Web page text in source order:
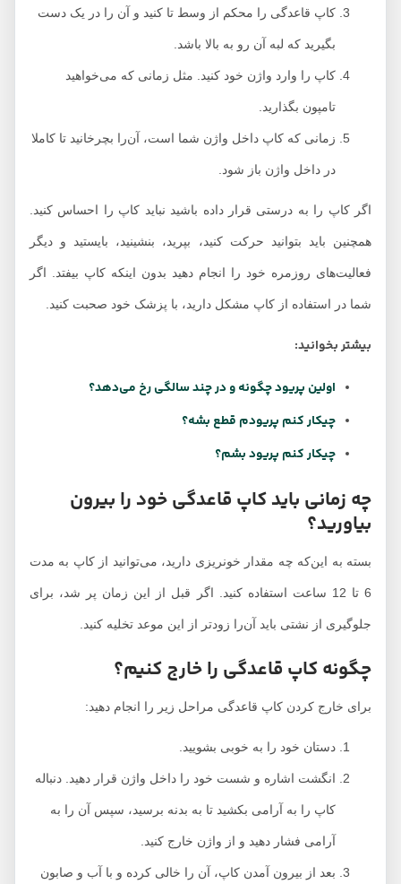
کاپ قاعدگی را محکم از وسط تا کنید و آن را در یک دست
بگیرید که لبه آن رو به بالا باشد.
کاپ را وارد واژن خود کنید. مثل زمانی که می‌خواهید
تامپون بگذارید.
زمانی که کاپ داخل واژن شما است، آن‌را بچرخانید تا کاملا
در داخل واژن باز شود.
اگر کاپ را به درستی قرار داده باشید نباید کاپ را احساس کنید.
همچنین باید بتوانید حرکت کنید، بپرید، بنشینید، بایستید و دیگر
فعالیت‌های روزمره خود را انجام دهید بدون اینکه کاپ بیفتد. اگر
شما در استفاده از کاپ مشکل دارید، با پزشک خود صحبت کنید.
بیشتر بخوانید:
اولین پریود چگونه و در چند سالگی رخ می‌دهد؟
چیکار کنم پریودم قطع بشه؟
چیکار کنم پریود بشم؟
چه زمانی باید کاپ قاعدگی خود را بیرون
بیاورید؟
بسته به این‌که چه مقدار خونریزی دارید، می‌توانید از کاپ به مدت
6 تا 12 ساعت استفاده کنید. اگر قبل از این زمان پر شد، برای
جلوگیری از نشتی باید آن‌را زودتر از این موعد تخلیه کنید.
چگونه کاپ قاعدگی را خارج کنیم؟
برای خارج کردن کاپ قاعدگی مراحل زیر را انجام دهید:
دستان خود را به خوبی بشویید.
انگشت اشاره و شست خود را داخل واژن قرار دهید. دنباله
کاپ را به آرامی بکشید تا به بدنه برسید، سپس آن‌ را به
آرامی فشار دهید و از واژن خارج کنید.
بعد از بیرون آمدن کاپ، آن را خالی کرده و با آب و صابون